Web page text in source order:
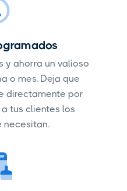
y ahorra un valioso
o mes. Deja que
directamente por
tus clientes los
necesitan.